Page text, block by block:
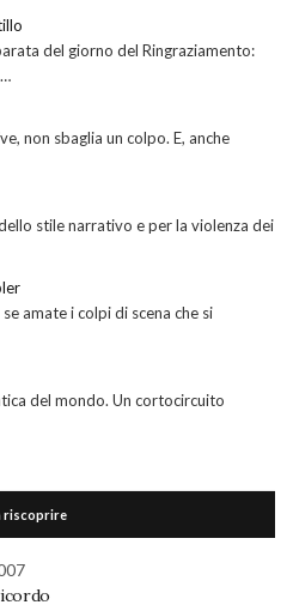
del giorno del Ringraziamento:
non sbaglia un colpo. E, anche
stile narrativo e per la violenza dei
amate i colpi di scena che si
del mondo. Un cortocircuito
riscoprire